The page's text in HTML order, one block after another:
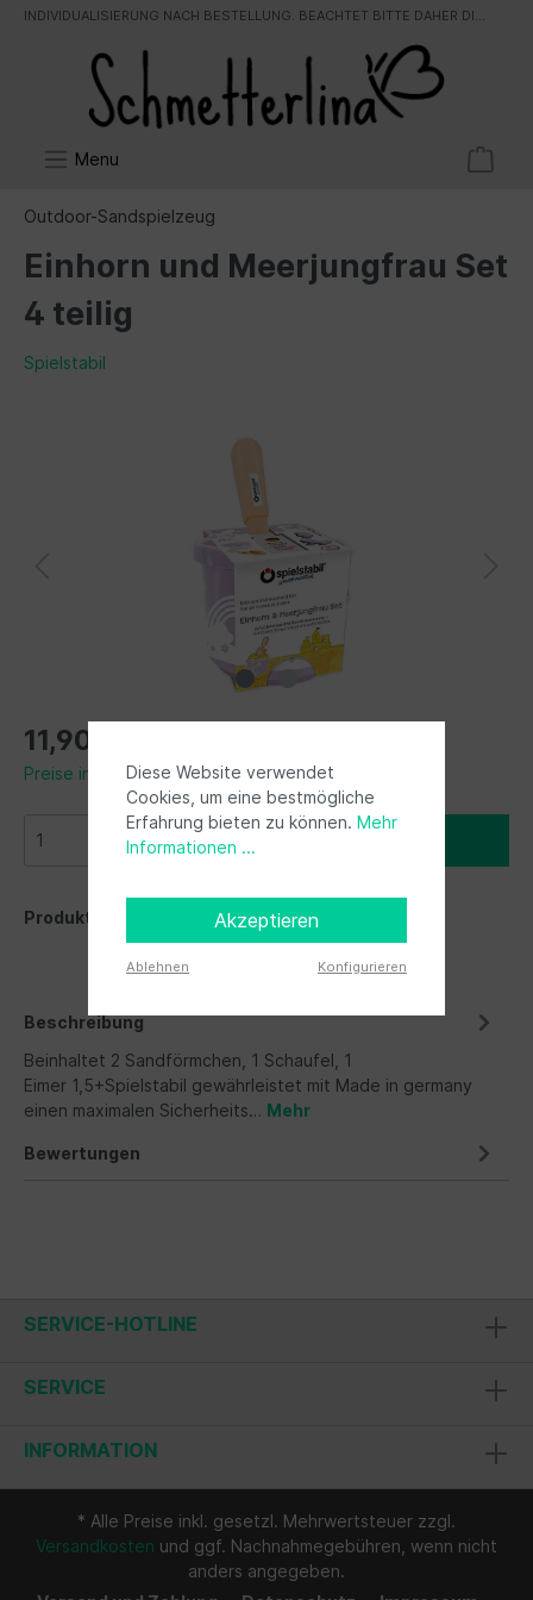
INDIVIDUALISIERUNG NACH BESTELLUNG. BEACHTET BITTE DAHER DIE LIEFERZEIT VON CA. 2 WOCHEN
Menu
Outdoor-Sandspielzeug
Einhorn und Meerjungfrau Set
4 teilig
Spielstabil
11,90 €*
Preise inkl. MwSt. zzgl. Versandkosten
Produktnummer: SML11257
Beschreibung
Beinhaltet 2 Sandförmchen, 1 Schaufel, 1
Eimer 1,5+Spielstabil gewährleistet mit Made in germany
einen maximalen Sicherheits… Mehr
Bewertungen
SERVICE-HOTLINE
SERVICE
INFORMATION
* Alle Preise inkl. gesetzl. Mehrwertsteuer zzgl.
Versandkosten und ggf. Nachnahmegebühren, wenn nicht
anders angegeben.
Diese Website verwendet
Cookies, um eine bestmögliche
Erfahrung bieten zu können. Mehr
Informationen ...
Akzeptieren
Ablehnen Konfigurieren